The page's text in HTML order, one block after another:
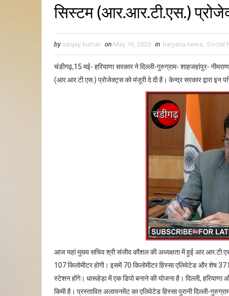
सिस्टम (आर.आर.टी.एस.)
by sanjay kumar on May 16, 2023 in haryana news, Social
चंडीगढ़,15 मई- हरियाणा सरकार ने दिल्ली-गुरुग्राम- शाहजहांपुर-
(आर.आर.टी.एस.) प्रोजेक्ट्स को मंजूरी दे दी है। केन्द्र सरकार द्वारा इन
आज यहां मुख्य सचिव श्री संजीव कौशल की अध्यक्षता में हुई
107 किलोमीटर होगी। इसमें 70 किलोमीटर हिस्सा एलिवेटेड और शेष
स्टेशन होंगे। धारूहेड़ा में एक डिपो बनाने की योजना है। दिल्ली,
किमी है। प्रस्तावित अलायनमेंट का एलिवेटेड हिस्सा पुरानी दिल्ली-